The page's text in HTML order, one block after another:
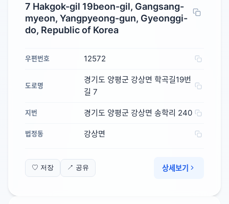
7 Hakgok-gil 19beon-gil, Gangsang-
myeon, Yangpyeong-gun, Gyeonggi-
do, Republic of Korea
우편번호 12572
도로명
경기도 양평군 강상면 학곡길19번
길 7
지번 경기도 양평군 강상면 송학리 240
법정동 강상면
♡ 저장 ↗ 공유 상세보기